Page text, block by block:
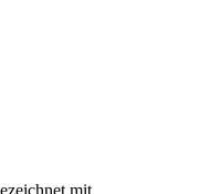
mit